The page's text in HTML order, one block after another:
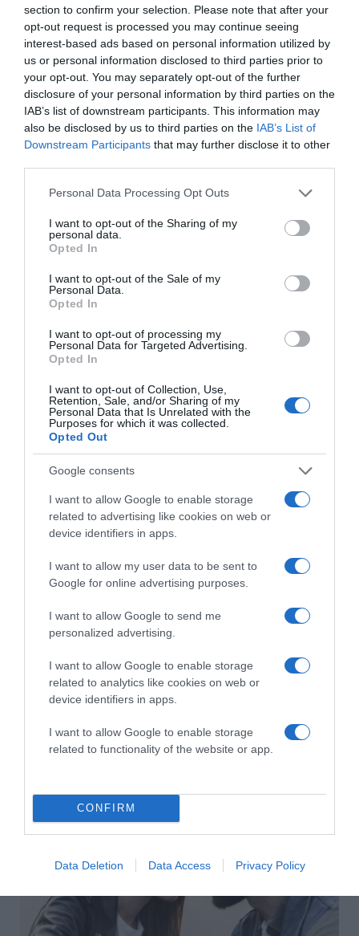
section to confirm your selection. Please note that after your
opt-out request is processed you may continue seeing
interest-based ads based on personal information utilized by
us or personal information disclosed to third parties prior to
your opt-out. You may separately opt-out of the further
disclosure of your personal information by third parties on the
IAB’s list of downstream participants. This information may
also be disclosed by us to third parties on the IAB’s List of
Downstream Participants that may further disclose it to other
Please note that this website/app uses one or more Google
not limited to your visit or usage behaviour. You may click to
grant or deny consent to Google and its third-party tags to
use your data for below specified purposes in below Google
consent section.
Personal Data Processing Opt Outs
I want to opt-out of the Sharing of my
personal data.
Opted In
I want to opt-out of the Sale of my
Personal Data.
Opted In
I want to opt-out of processing my
Personal Data for Targeted Advertising.
Opted In
I want to opt-out of Collection, Use,
Retention, Sale, and/or Sharing of my
Personal Data that Is Unrelated with the
Purposes for which it was collected.
Opted Out
Google consents
I want to allow Google to enable storage
related to advertising like cookies on web or
device identifiers in apps.
I want to allow my user data to be sent to
Google for online advertising purposes.
I want to allow Google to send me
personalized advertising.
I want to allow Google to enable storage
related to analytics like cookies on web or
device identifiers in apps.
I want to allow Google to enable storage
related to functionality of the website or app.
CONFIRM
Data Deletion Data Access Privacy Policy
Címkék: babavárás ,nyaralás,Barbee
Korábbi bejegyzések Következő bejegyzés
HASONLÓ BEJEGYZÉSEK
2026-08-08.